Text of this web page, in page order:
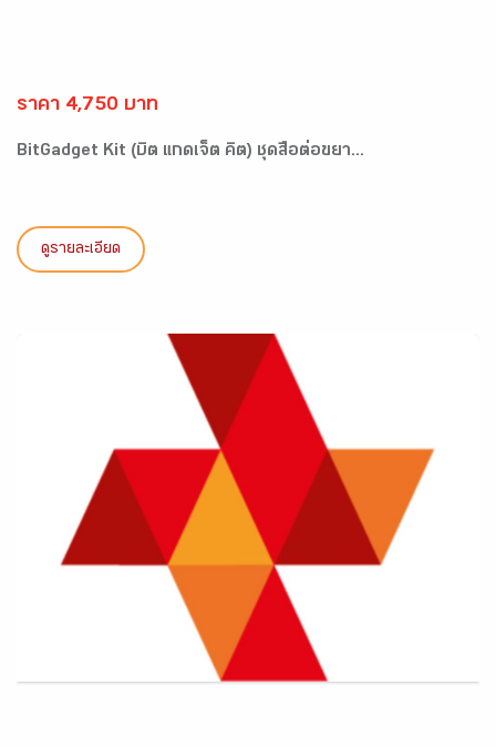
ราคา 4,750 บาท
BitGadget Kit (บิต แกดเจ็ต คิต) ชุดสื่อต่อขยา...
ดูรายละเอียด